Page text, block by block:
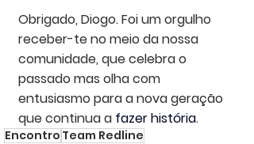
Obrigado, Diogo. Foi um orgulho
receber-te no meio da nossa
comunidade, que celebra o
passado mas olha com
entusiasmo para a nova geração
que continua a fazer história.
Encontro Team Redline